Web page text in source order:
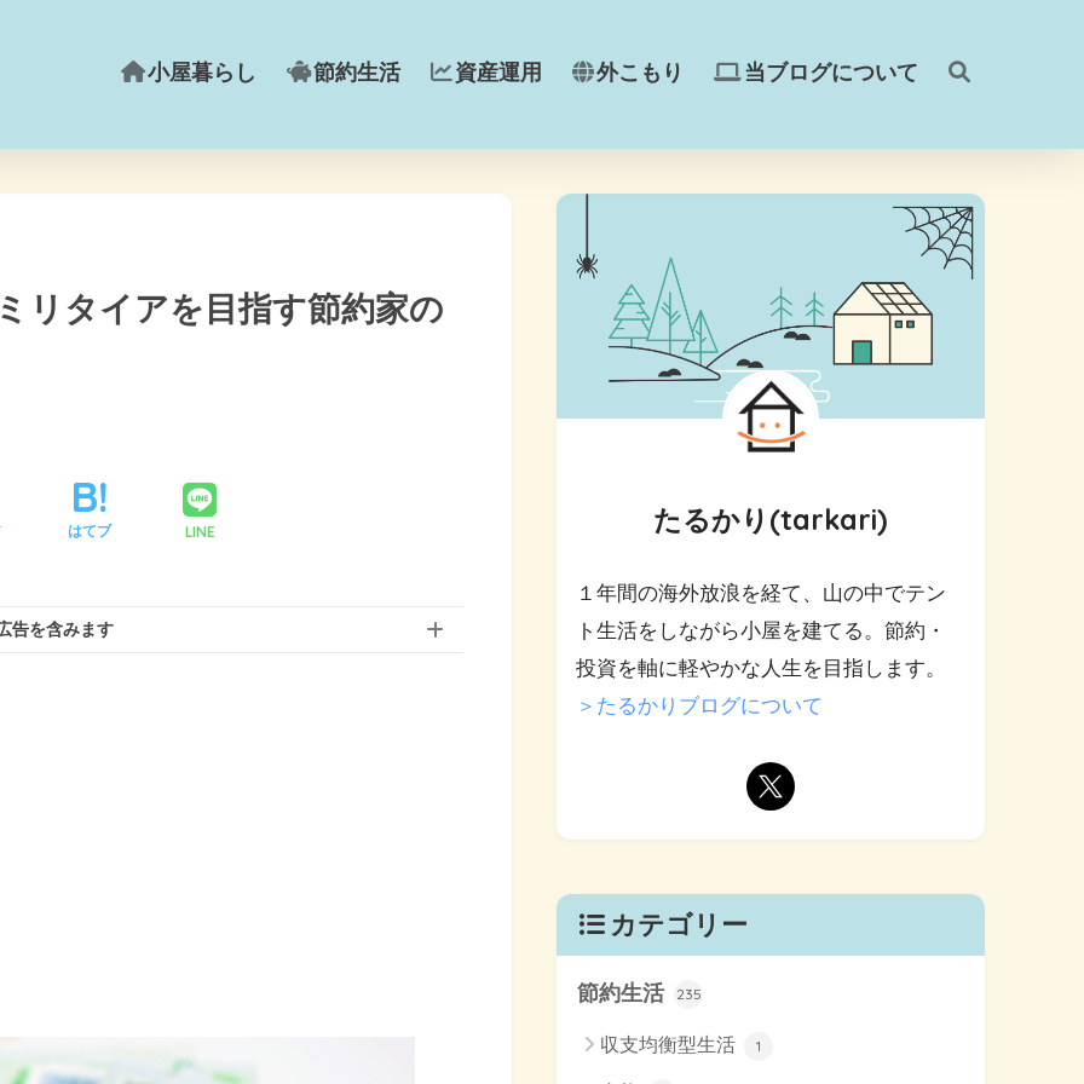
小屋暮らし 節約生活 資産運用 外こもり 当ブログについて
リタイアを目指す節約家の
はてブ LINE
告を含みます
たるかり(tarkari)
１年間の海外放浪を経て、山の中でテン
ト生活をしながら小屋を建てる。節約・
投資を軸に軽やかな人生を目指します。
＞たるかりブログについて
カテゴリー
節約生活 235
収支均衡型生活 1